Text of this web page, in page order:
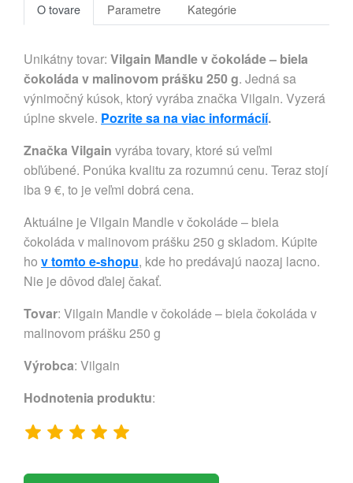
O tovare Parametre Kategórie
Unikátny tovar: Vilgain Mandle v čokoláde – biela
čokoláda v malinovom prášku 250 g. Jedná sa
výnimočný kúsok, ktorý vyrába značka Vilgain. Vyzerá
úplne skvele. Pozrite sa na viac informácií.
Značka Vilgain vyrába tovary, ktoré sú veľmi
obľúbené. Ponúka kvalitu za rozumnú cenu. Teraz stojí
iba 9 €, to je veľmi dobrá cena.
Aktuálne je Vilgain Mandle v čokoláde – biela
čokoláda v malinovom prášku 250 g skladom. Kúpite
ho v tomto e-shopu, kde ho predávajú naozaj lacno.
Nie je dôvod ďalej čakať.
Tovar: Vilgain Mandle v čokoláde – biela čokoláda v
malinovom prášku 250 g
Výrobca: Vilgain
Hodnotenia produktu: